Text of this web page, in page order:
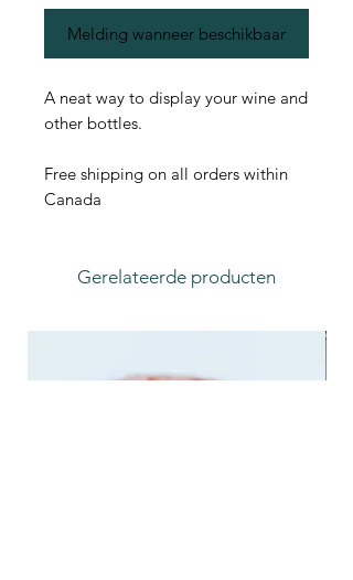
Melding wanneer beschikbaar
A neat way to display your wine and
other bottles.
Free shipping on all orders within
Canada
Gerelateerde producten